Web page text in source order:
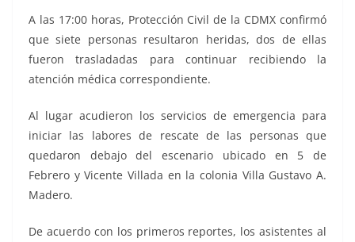
A las 17:00 horas, Protección Civil de la CDMX confirmó
que siete personas resultaron heridas, dos de ellas
fueron trasladadas para continuar recibiendo la
atención médica correspondiente.
Al lugar acudieron los servicios de emergencia para
iniciar las labores de rescate de las personas que
quedaron debajo del escenario ubicado en 5 de
Febrero y Vicente Villada en la colonia Villa Gustavo A.
Madero.
De acuerdo con los primeros reportes, los asistentes al